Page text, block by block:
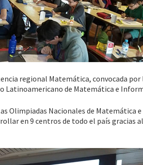
regional Matemática, convocada por
Latinoamericano de Matemática e
Olimpiadas Nacionales de Matemática
en 9 centros de todo el país gracias